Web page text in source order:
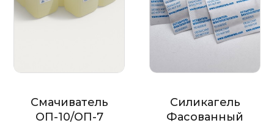
Смачиватель
ОП-10/ОП-7
Силикагель
Фасованный